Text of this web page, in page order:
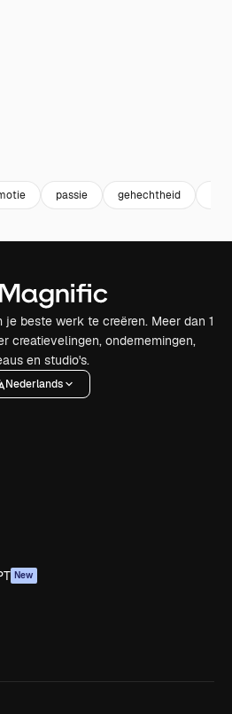
passie gehechtheid
beste werk te creëren. Meer dan 1
creatievelingen, ondernemingen,
en studio's.
Nederlands
New